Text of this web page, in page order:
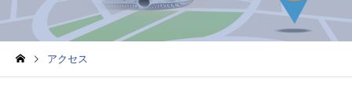
白内障 緑内障
アクセス